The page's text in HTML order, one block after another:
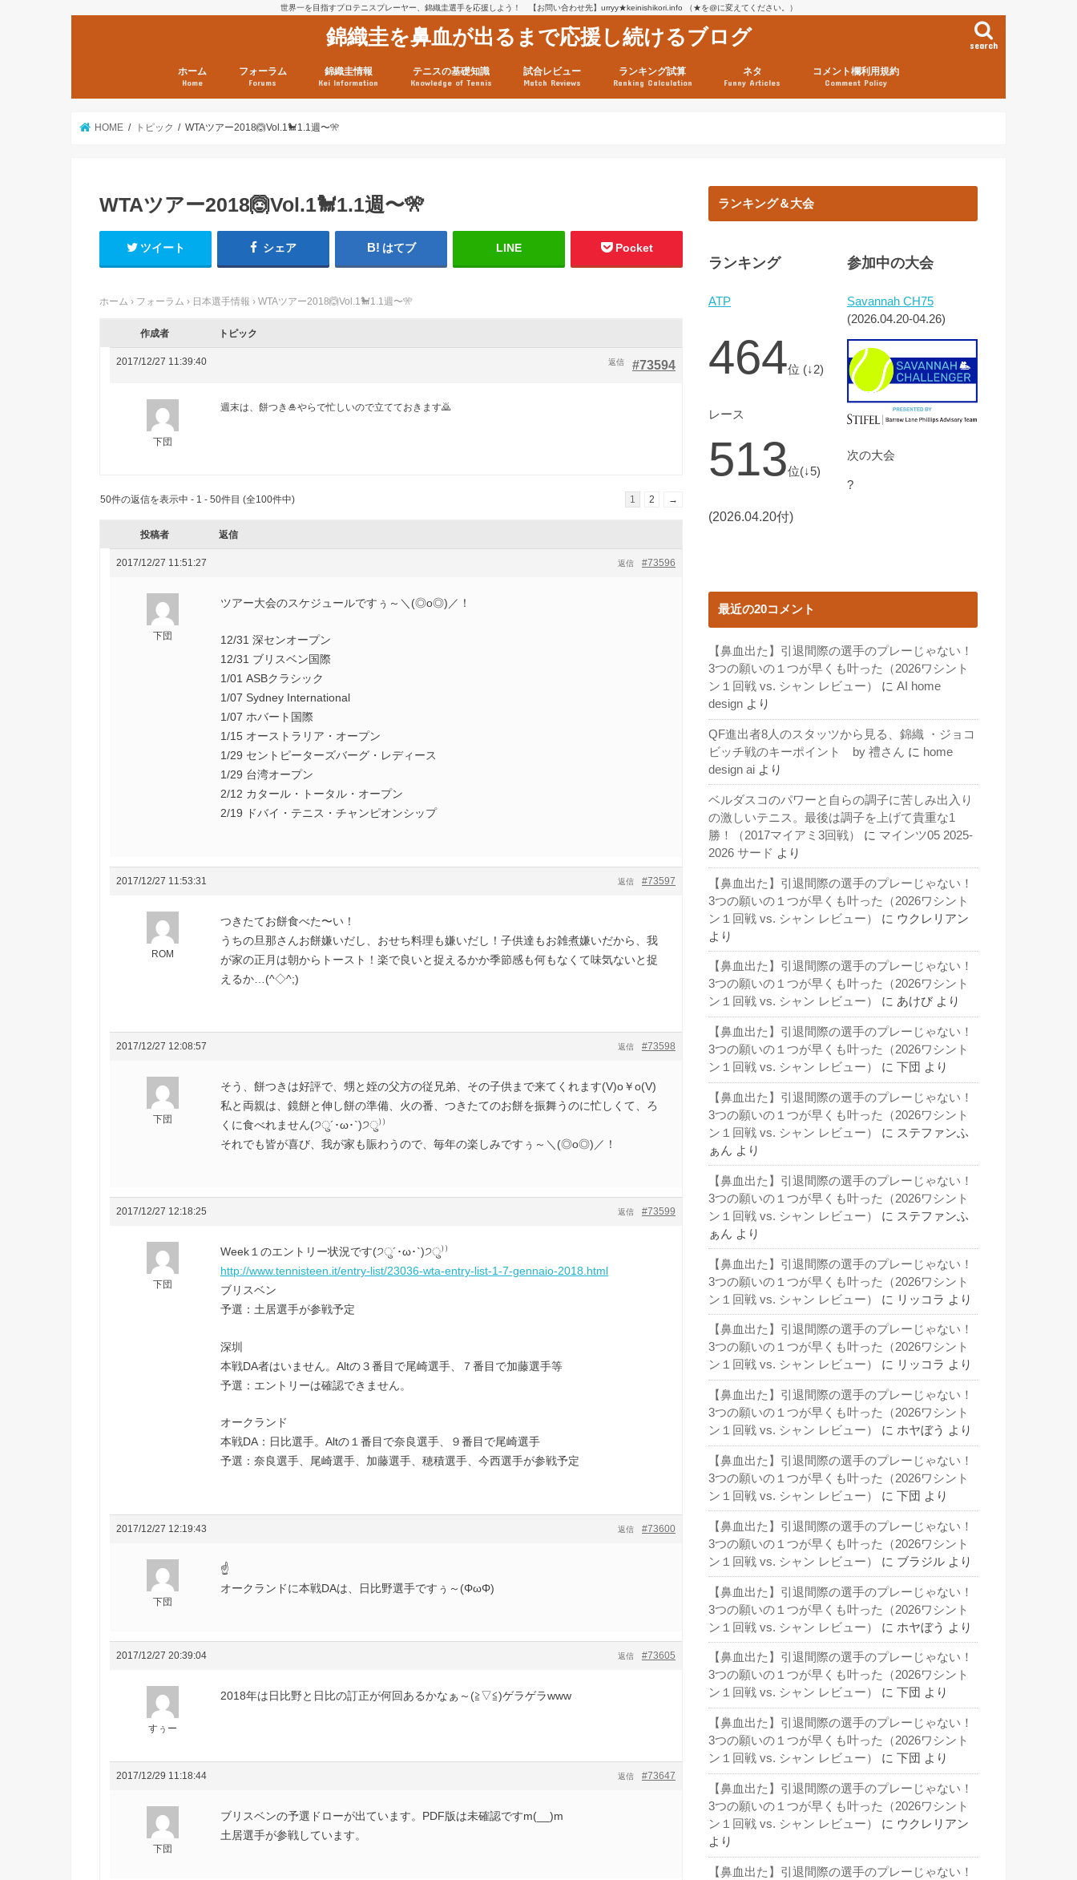
世界一を目指すプロテニスプレーヤー、錦織圭選手を応援しよう！ 【お問い合わせ先】urryy★keinishikori.info （★を@に変えてください。）
錦織圭を鼻血が出るまで応援し続けるブログ search
ホーム
Home
フォーラム
Forums
錦織圭情報
Kei Information
日現在）
点）
テニスの基礎知識
Knowledge of Tennis
試合レビュー
Match Reviews
ランキング試算
Ranking Calculation
ネタ
Funny Articles
コメント欄利用規約
Comment Policy
HOME トピック WTAツアー2018🙆Vol.1🐩1.1週〜🎌
WTAツアー2018🙆Vol.1🐩1.1週〜🎌
ツイート シェア はてブ LINE Pocket
ホーム › フォーラム › 日本選手情報 › WTAツアー2018🙆Vol.1🐩1.1週〜🎌
作成者 トピック
2017/12/27 11:39:40 #73594
返信
下団
週末は、餅つき🎍やらで忙しいので立てておきます🙇
50件の返信を表示中 - 1 - 50件目 (全100件中) 1 2 →
投稿者 返信
2017/12/27 11:51:27 #73596
返信
下団
ツアー大会のスケジュールですぅ～＼(◎o◎)／！
12/31 深センオープン
12/31 ブリスベン国際
1/01 ASBクラシック
1/07 Sydney International
1/07 ホバート国際
1/15 オーストラリア・オープン
1/29 セントピーターズバーグ・レディース
1/29 台湾オープン
2/12 カタール・トータル・オープン
2/19 ドバイ・テニス・チャンピオンシップ
2017/12/27 11:53:31 #73597
返信
ROM
つきたてお餅食べた〜い！
うちの旦那さんお餅嫌いだし、おせち料理も嫌いだし！子供達もお雑煮嫌いだから、我
が家の正月は朝からトースト！楽で良いと捉えるかか季節感も何もなくて味気ないと捉
えるか…(^◇^;)
2017/12/27 12:08:57 #73598
返信
下団
そう、餅つきは好評で、甥と姪の父方の従兄弟、その子供まで来てくれます(V)o￥o(V)
私と両親は、鏡餅と伸し餅の準備、火の番、つきたてのお餅を振舞うのに忙しくて、ろ
くに食べれません(੭ु´･ω･`)੭ु⁾⁾
それでも皆が喜び、我が家も賑わうので、毎年の楽しみですぅ～＼(◎o◎)／！
2017/12/27 12:18:25 #73599
返信
下団
Week１のエントリー状況です(੭ु´･ω･`)੭ु⁾⁾
http://www.tennisteen.it/entry-list/23036-wta-entry-list-1-7-gennaio-2018.html
ブリスベン
予選：土居選手が参戦予定
深圳
本戦DA者はいません。Altの３番目で尾崎選手、７番目で加藤選手等
予選：エントリーは確認できません。
オークランド
本戦DA：日比選手。Altの１番目で奈良選手、９番目で尾崎選手
予選：奈良選手、尾崎選手、加藤選手、穂積選手、今西選手が参戦予定
2017/12/27 12:19:43 #73600
返信
下団
☝
オークランドに本戦DAは、日比野選手ですぅ～(ΦωΦ)
2017/12/27 20:39:04 #73605
返信
すぅー
2018年は日比野と日比の訂正が何回あるかなぁ～(≧▽≦)ゲラゲラwww
2017/12/29 11:18:44 #73647
返信
下団
ブリスベンの予選ドローが出ています。PDF版は未確認ですm(__)m
土居選手が参戦しています。
ランキング＆大会
ランキング
ATP
464位 (↓2)
レース
513位(↓5)
(2026.04.20付)
参加中の大会
Savannah CH75
(2026.04.20-04.26)
次の大会
?
最近の20コメント
【鼻血出た】引退間際の選手のプレーじゃない！
3つの願いの１つが早くも叶った（2026ワシント
ン１回戦 vs. シャン レビュー）
に AI home
design より
QF進出者8人のスタッツから見る、錦織 ・ジョコ
ビッチ戦のキーポイント by 禮さん に home
design ai より
ベルダスコのパワーと自らの調子に苦しみ出入り
の激しいテニス。最後は調子を上げて貴重な1
勝！（2017マイアミ3回戦）
に マインツ05 2025-
2026 サード より
【鼻血出た】引退間際の選手のプレーじゃない！
3つの願いの１つが早くも叶った（2026ワシント
ン１回戦 vs. シャン レビュー）
に ウクレリアン
より
【鼻血出た】引退間際の選手のプレーじゃない！
3つの願いの１つが早くも叶った（2026ワシント
ン１回戦 vs. シャン レビュー）
に あけび より
【鼻血出た】引退間際の選手のプレーじゃない！
3つの願いの１つが早くも叶った（2026ワシント
ン１回戦 vs. シャン レビュー）
に 下団 より
【鼻血出た】引退間際の選手のプレーじゃない！
3つの願いの１つが早くも叶った（2026ワシント
ン１回戦 vs. シャン レビュー）
に ステファンふ
ぁん より
【鼻血出た】引退間際の選手のプレーじゃない！
3つの願いの１つが早くも叶った（2026ワシント
ン１回戦 vs. シャン レビュー）
に ステファンふ
ぁん より
【鼻血出た】引退間際の選手のプレーじゃない！
3つの願いの１つが早くも叶った（2026ワシント
ン１回戦 vs. シャン レビュー）
に リッコラ より
【鼻血出た】引退間際の選手のプレーじゃない！
3つの願いの１つが早くも叶った（2026ワシント
ン１回戦 vs. シャン レビュー）
に リッコラ より
【鼻血出た】引退間際の選手のプレーじゃない！
3つの願いの１つが早くも叶った（2026ワシント
ン１回戦 vs. シャン レビュー）
に ホヤぼう より
【鼻血出た】引退間際の選手のプレーじゃない！
3つの願いの１つが早くも叶った（2026ワシント
ン１回戦 vs. シャン レビュー）
に 下団 より
【鼻血出た】引退間際の選手のプレーじゃない！
3つの願いの１つが早くも叶った（2026ワシント
ン１回戦 vs. シャン レビュー）
に ブラジル より
【鼻血出た】引退間際の選手のプレーじゃない！
3つの願いの１つが早くも叶った（2026ワシント
ン１回戦 vs. シャン レビュー）
に ホヤぼう より
【鼻血出た】引退間際の選手のプレーじゃない！
3つの願いの１つが早くも叶った（2026ワシント
ン１回戦 vs. シャン レビュー）
に 下団 より
【鼻血出た】引退間際の選手のプレーじゃない！
3つの願いの１つが早くも叶った（2026ワシント
ン１回戦 vs. シャン レビュー）
に 下団 より
【鼻血出た】引退間際の選手のプレーじゃない！
3つの願いの１つが早くも叶った（2026ワシント
ン１回戦 vs. シャン レビュー）
に ウクレリアン
より
【鼻血出た】引退間際の選手のプレーじゃない！